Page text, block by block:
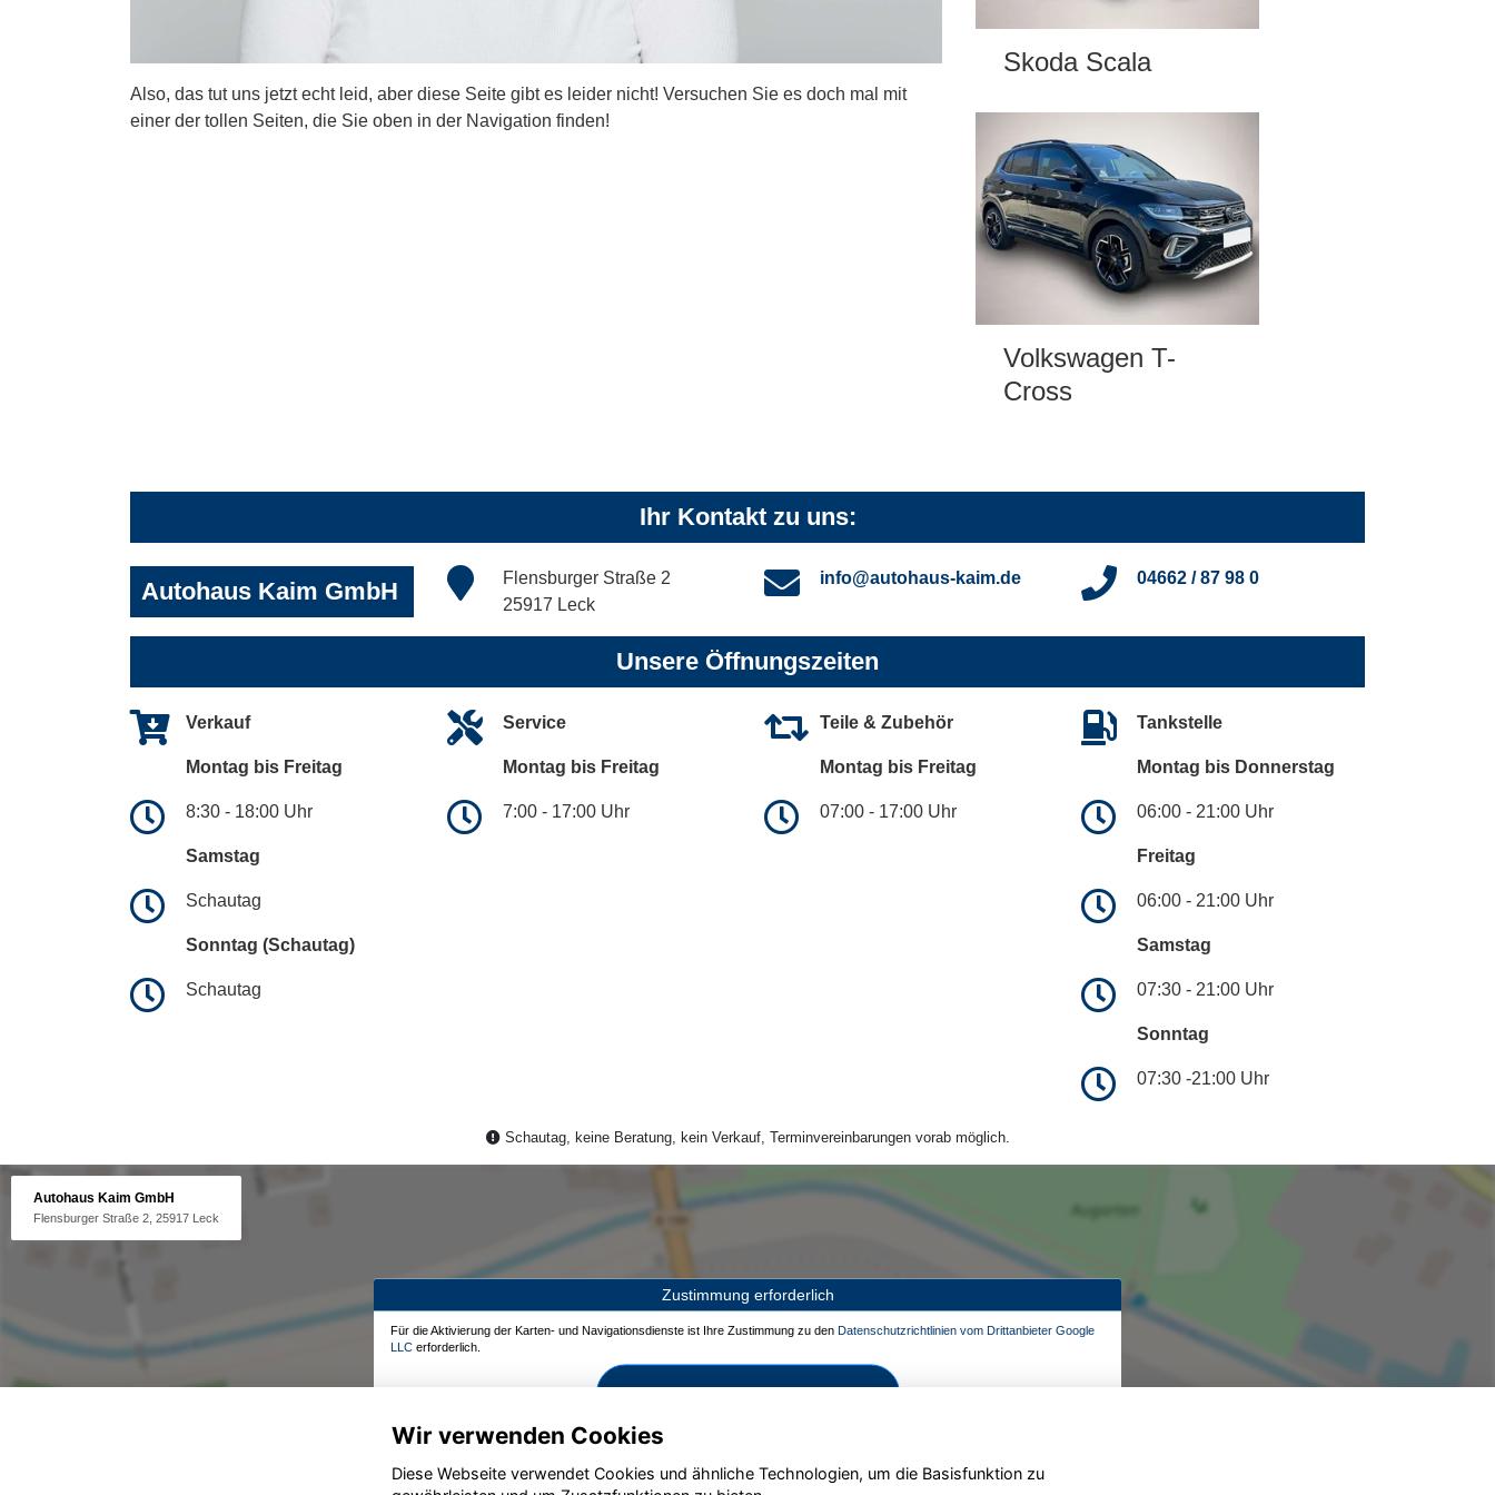
Also, das tut uns jetzt echt leid, aber diese Seite gibt es leider nicht! Versuchen Sie es doch mal mit
einer der tollen Seiten, die Sie oben in der Navigation finden!
Skoda Scala
Volkswagen T-
Cross
Ihr Kontakt zu uns:
Autohaus Kaim GmbH
Flensburger Straße 2
25917 Leck
info@autohaus-kaim.de 04662 / 87 98 0
Unsere Öffnungszeiten
Verkauf
Montag bis Freitag
8:30 - 18:00 Uhr
Samstag
Schautag
Sonntag (Schautag)
Schautag
Service
Montag bis Freitag
7:00 - 17:00 Uhr
Teile & Zubehör
Montag bis Freitag
07:00 - 17:00 Uhr
Tankstelle
Montag bis Donnerstag
06:00 - 21:00 Uhr
Freitag
06:00 - 21:00 Uhr
Samstag
07:30 - 21:00 Uhr
Sonntag
07:30 -21:00 Uhr
Schautag, keine Beratung, kein Verkauf, Terminvereinbarungen vorab möglich.
Autohaus Kaim GmbH
Flensburger Straße 2, 25917 Leck
Zustimmung erforderlich
Für die Aktivierung der Karten- und Navigationsdienste ist Ihre Zustimmung zu den Datenschutzrichtlinien vom Drittanbieter Google
LLC erforderlich.
Zustimmen und aktivieren
Wir verwenden Cookies
Diese Webseite verwendet Cookies und ähnliche Technologien, um die Basisfunktion zu